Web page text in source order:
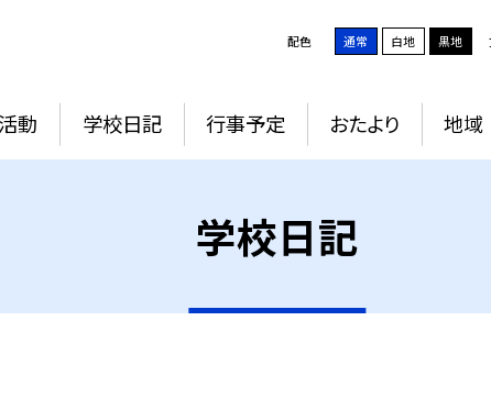
配色 通常 白地 黒地
動 学校日記 行事予定 おたより 地域
学校日記